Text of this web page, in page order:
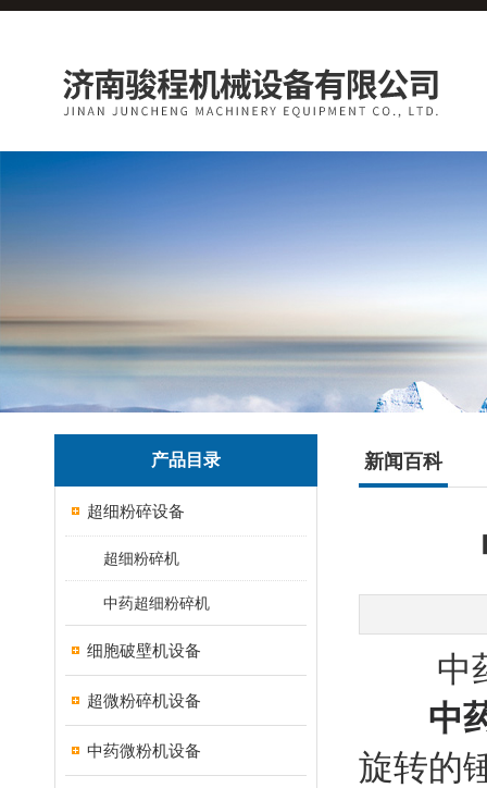
产品目录
超细粉碎设备
超细粉碎机
中药超细粉碎机
细胞破壁机设备
超微粉碎机设备
中药微粉机设备
新闻百科
中药
中
旋转的